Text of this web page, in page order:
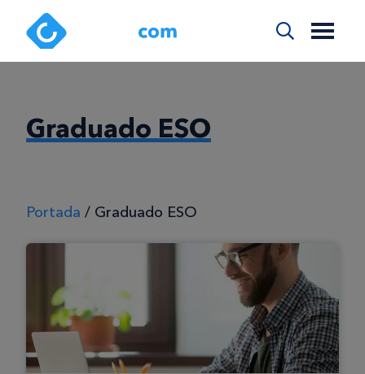
Graduado ESO
Portada / Graduado ESO